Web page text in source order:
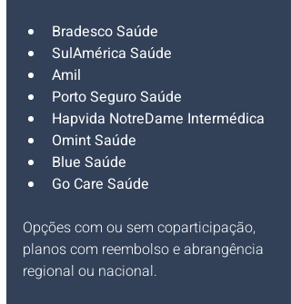
Bradesco Saúde
SulAmérica Saúde
Amil
Porto Seguro Saúde
Hapvida NotreDame Intermédica
Omint Saúde
Blue Saúde
Go Care Saúde
Opções com ou sem coparticipação,
planos com reembolso e abrangência
regional ou nacional.